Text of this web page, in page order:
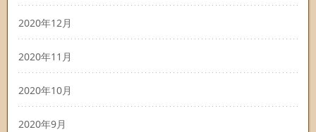
2020年12月
2020年11月
2020年10月
2020年9月